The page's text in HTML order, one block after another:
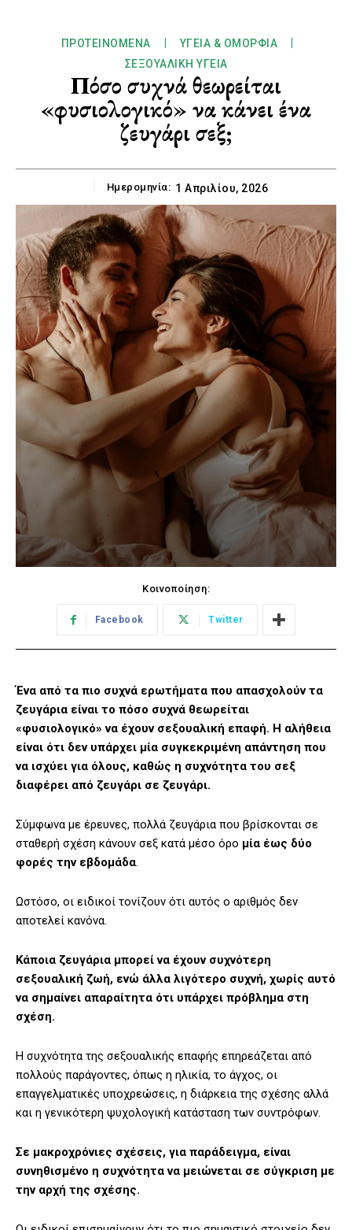
ΠΡΟΤΕΙΝΌΜΕΝΑ
ΥΓΕΊΑ & ΟΜΟΡΦΙΆ
ΣΕΞΟΥΑΛΙΚΉ ΥΓΕΊΑ
Πόσο συχνά θεωρείται
«φυσιολογικό» να κάνει ένα
ζευγάρι σεξ;
Ημερομηνία: 1 Απριλίου, 2026
Κοινοποίηση:
Facebook Twitter
Ένα από τα πιο συχνά ερωτήματα που απασχολούν τα
ζευγάρια είναι το πόσο συχνά θεωρείται
«φυσιολογικό» να έχουν σεξουαλική επαφή. Η αλήθεια
είναι ότι δεν υπάρχει μία συγκεκριμένη απάντηση που
να ισχύει για όλους, καθώς η συχνότητα του σεξ
διαφέρει από ζευγάρι σε ζευγάρι.
Σύμφωνα με έρευνες, πολλά ζευγάρια που βρίσκονται σε
σταθερή σχέση κάνουν σεξ κατά μέσο όρο μία έως δύο
φορές την εβδομάδα.
Ωστόσο, οι ειδικοί τονίζουν ότι αυτός ο αριθμός δεν
αποτελεί κανόνα.
Κάποια ζευγάρια μπορεί να έχουν συχνότερη
σεξουαλική ζωή, ενώ άλλα λιγότερο συχνή, χωρίς αυτό
να σημαίνει απαραίτητα ότι υπάρχει πρόβλημα στη
σχέση.
Η συχνότητα της σεξουαλικής επαφής επηρεάζεται από
πολλούς παράγοντες, όπως η ηλικία, το άγχος, οι
επαγγελματικές υποχρεώσεις, η διάρκεια της σχέσης αλλά
και η γενικότερη ψυχολογική κατάσταση των συντρόφων.
Σε μακροχρόνιες σχέσεις, για παράδειγμα, είναι
συνηθισμένο η συχνότητα να μειώνεται σε σύγκριση με
την αρχή της σχέσης.